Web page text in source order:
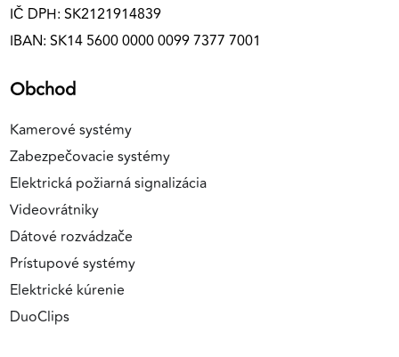
IČ DPH: SK2121914839
IBAN: SK14 5600 0000 0099 7377 7001
Obchod
Kamerové systémy
Zabezpečovacie systémy
Elektrická požiarná signalizácia
Videovrátniky
Dátové rozvádzače
Prístupové systémy
Elektrické kúrenie
DuoClips